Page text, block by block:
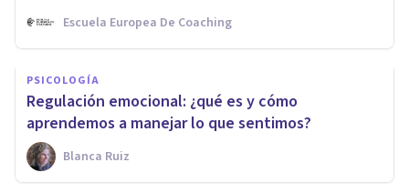
Escuela Europea De Coaching
PSICOLOGÍA
Regulación emocional: ¿qué es y cómo
aprendemos a manejar lo que sentimos?
Blanca Ruiz